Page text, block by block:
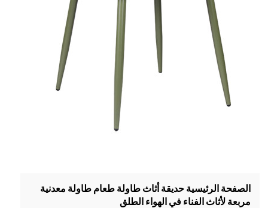
الصفحة الرئيسية حديقة أثاث طاولة طعام طاولة معدنية
مربعة لأثاث الفناء في الهواء الطلق